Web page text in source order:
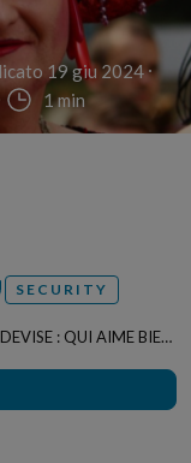
19 giu 2024
1 min
SECURITY